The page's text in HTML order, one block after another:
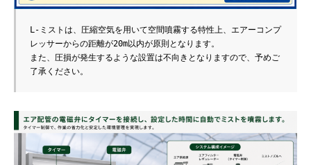
L-ミストは、圧縮空気を用いて空間噴霧する特性上、エアーコンプ
レッサーからの距離が20m以内が原則となります。
また、圧損が発生するような設置は不向きとなりますので、予めご
了承ください。